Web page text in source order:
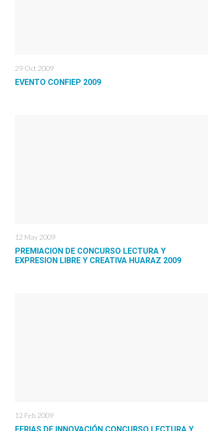
29 Oct 2009
EVENTO CONFIEP 2009
12 May 2009
PREMIACION DE CONCURSO LECTURA Y
EXPRESION LIBRE Y CREATIVA HUARAZ 2009
12 Feb 2009